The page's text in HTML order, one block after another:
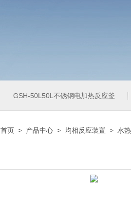
GSH-50L50L不锈钢电加热反应釜
首页 > 产品中心 > 均相反应装置 > 水